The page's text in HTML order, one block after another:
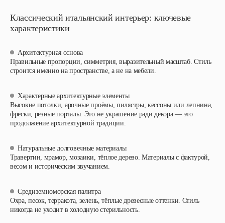
Классический итальянский интерьер: ключевые
характеристики
Архитектурная основа
Правильные пропорции, симметрия, выразительный масштаб. Стиль
строится именно на пространстве, а не на мебели.
Характерные архитектурные элементы
Высокие потолки, арочные проёмы, пилястры, кессоны или лепнина,
фрески, резные порталы. Это не украшение ради декора — это
продолжение архитектурной традиции.
Натуральные долговечные материалы
Травертин, мрамор, мозаики, тёплое дерево. Материалы с фактурой,
весом и историческим звучанием.
Средиземноморская палитра
Охра, песок, терракота, зелень, тёплые древесные оттенки. Стиль
никогда не уходит в холодную стерильность.